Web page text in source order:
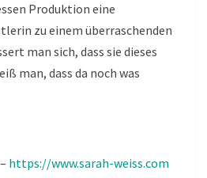
Produktion eine
zu einem überraschenden
man sich, dass sie dieses
man, dass da noch was
https://www.sarah-weiss.com